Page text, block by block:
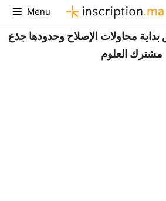
Aller
au
contenu
Menu
محاولات الإصلاح وحدودها جذع
مشترك العلوم